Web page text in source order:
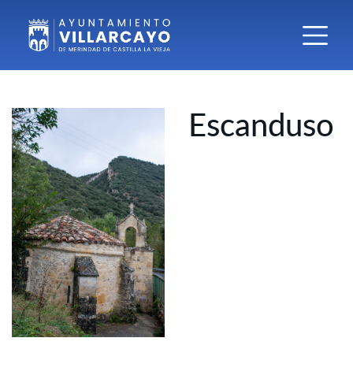
Escanduso